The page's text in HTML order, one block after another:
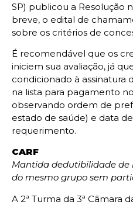
SP) publicou a Resolução
breve, o edital de
sobre os critérios de
É recomendável que os
iniciem sua avaliação, já
condicionado à assinatura
na lista para pagamento
observando ordem de
estado de saúde) e data
requerimento.
CARF
Mantida dedutibilidade de
do mesmo grupo sem
A 2ª Turma da 3ª Câmara